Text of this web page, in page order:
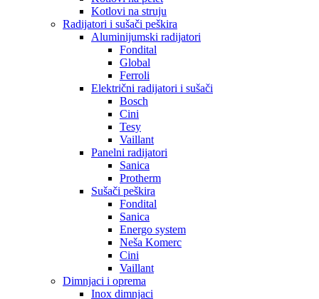
Kotlovi na struju
Radijatori i sušači peškira
Aluminijumski radijatori
Fondital
Global
Ferroli
Električni radijatori i sušači
Bosch
Cini
Tesy
Vaillant
Panelni radijatori
Sanica
Protherm
Sušači peškira
Fondital
Sanica
Energo system
Neša Komerc
Cini
Vaillant
Dimnjaci i oprema
Inox dimnjaci